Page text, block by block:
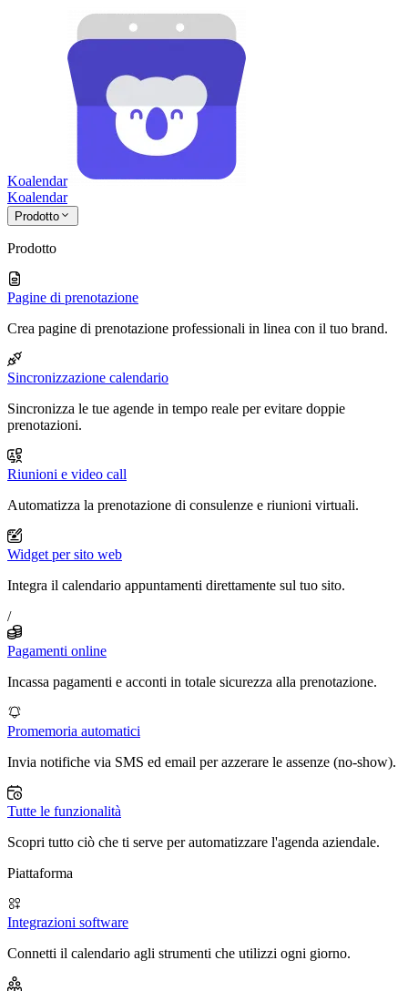
Koalendar
Koalendar
Prodotto
Prodotto
Pagine di prenotazione
Crea pagine di prenotazione professionali in linea con il tuo brand.
Sincronizzazione calendario
Sincronizza le tue agende in tempo reale per evitare doppie
prenotazioni.
Riunioni e video call
Automatizza la prenotazione di consulenze e riunioni virtuali.
Widget per sito web
Integra il calendario appuntamenti direttamente sul tuo sito.
/
Pagamenti online
Incassa pagamenti e acconti in totale sicurezza alla prenotazione.
Promemoria automatici
Invia notifiche via SMS ed email per azzerare le assenze (no-show).
Tutte le funzionalità
Scopri tutto ciò che ti serve per automatizzare l'agenda aziendale.
Piattaforma
Integrazioni software
Connetti il calendario agli strumenti che utilizzi ogni giorno.